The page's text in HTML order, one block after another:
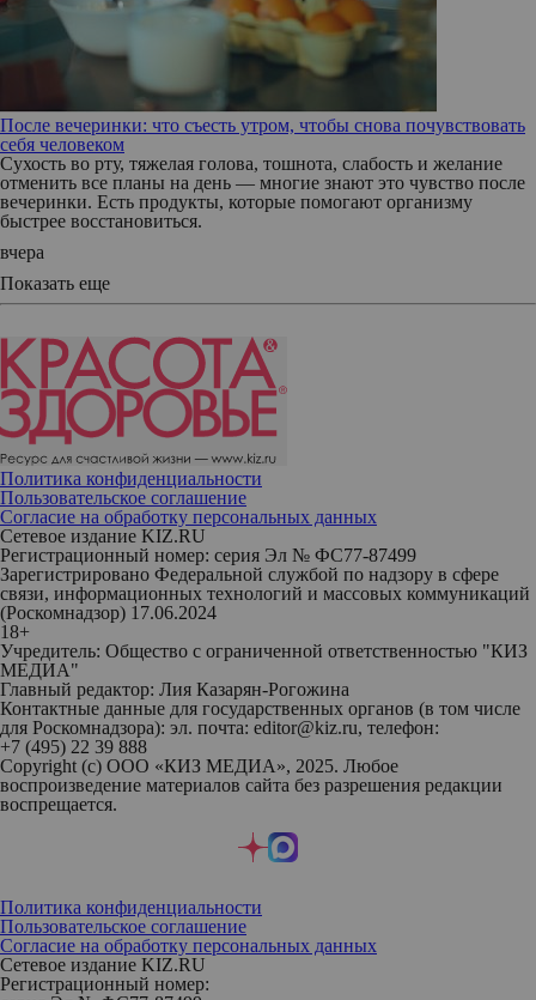
После вечеринки: что съесть утром, чтобы снова почувствовать
себя человеком
Сухость во рту, тяжелая голова, тошнота, слабость и желание
отменить все планы на день — многие знают это чувство после
вечеринки. Есть продукты, которые помогают организму
быстрее восстановиться.
вчера
Показать еще
Политика конфиденциальности
Пользовательское соглашение
Согласие на обработку персональных данных
Сетевое издание KIZ.RU
Регистрационный номер: серия Эл № ФС77-87499
Зарегистрировано Федеральной службой по надзору в сфере
связи, информационных технологий и массовых коммуникаций
(Роскомнадзор) 17.06.2024
18+
Учредитель: Общество с ограниченной ответственностью "КИЗ
МЕДИА"
Главный редактор: Лия Казарян-Рогожина
Контактные данные для государственных органов (в том числе
для Роскомнадзора): эл. почта: editor@kiz.ru, телефон:
+7 (495) 22 39 888
Copyright (с) ООО «КИЗ МЕДИА», 2025. Любое
воспроизведение материалов сайта без разрешения редакции
воспрещается.
Политика конфиденциальности
Пользовательское соглашение
Согласие на обработку персональных данных
Сетевое издание KIZ.RU
Регистрационный номер: